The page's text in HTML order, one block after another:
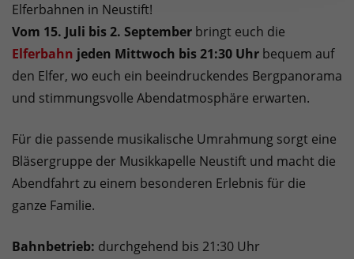
Elferbahnen in Neustift!
Vom 15. Juli bis 2. September bringt euch die
Elferbahn jeden Mittwoch bis 21:30 Uhr bequem auf
den Elfer, wo euch ein beeindruckendes Bergpanorama
und stimmungsvolle Abendatmosphäre erwarten.
Für die passende musikalische Umrahmung sorgt eine
Bläsergruppe der Musikkapelle Neustift und macht die
Abendfahrt zu einem besonderen Erlebnis für die
ganze Familie.
Bahnbetrieb: durchgehend bis 21:30 Uhr